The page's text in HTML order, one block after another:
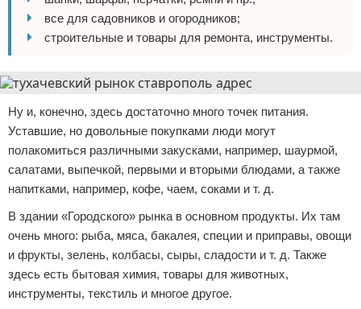
все для садовников и огородников;
строительные и товары для ремонта, инструменты.
Ну и, конечно, здесь достаточно много точек питания.
Уставшие, но довольные покупками люди могут
полакомиться различными закусками, например, шаурмой,
салатами, выпечкой, первыми и вторыми блюдами, а также
напитками, например, кофе, чаем, соками и т. д.
В здании «Городского» рынка в основном продукты. Их там
очень много: рыба, мяса, бакалея, специи и приправы, овощи
и фрукты, зелень, колбасы, сыры, сладости и т. д. Также
здесь есть бытовая химия, товары для животных,
инструменты, текстиль и многое другое.